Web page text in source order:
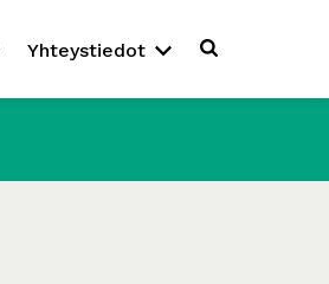
Yhteystiedot